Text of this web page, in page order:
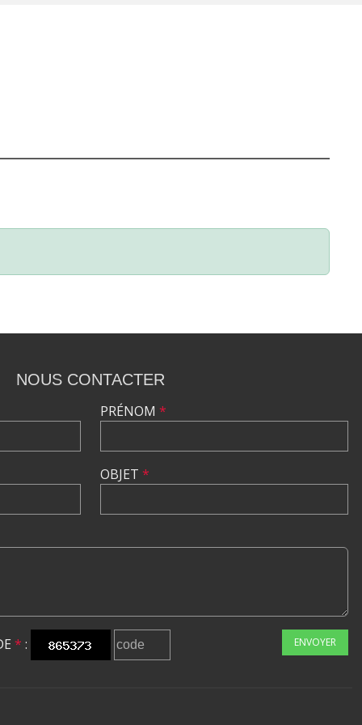
NOUS CONTACTER
PRÉNOM *
OBJET *
* : ENVOYER